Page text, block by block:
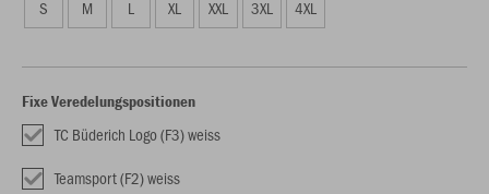
S M L XL XXL 3XL 4XL
Fixe Veredelungspositionen
TC Büderich Logo (F3) weiss
Teamsport (F2) weiss